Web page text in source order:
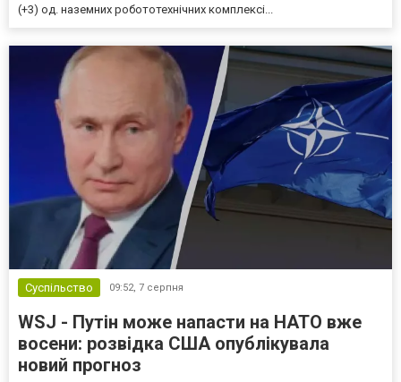
(+3) од. наземних робототехнічних комплексі...
Суспільство 09:52, 7 серпня
WSJ - Путін може напасти на НАТО вже
восени: розвідка США опублікувала
новий прогноз